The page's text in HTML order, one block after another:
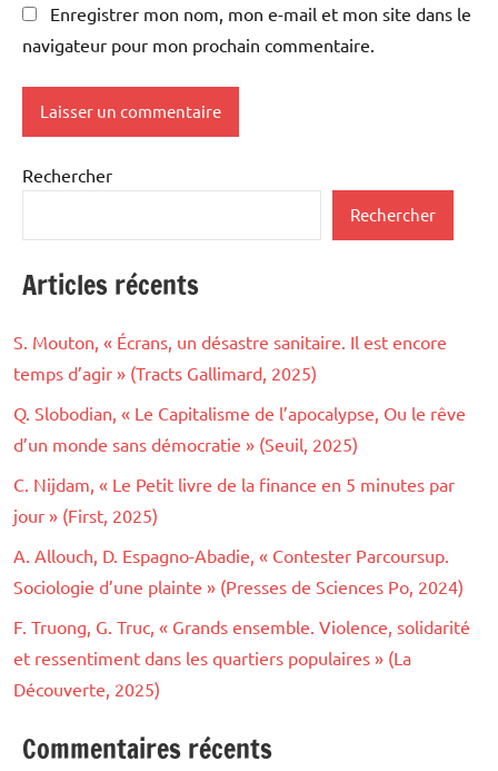
Enregistrer mon nom, mon e-mail et mon site dans le
navigateur pour mon prochain commentaire.
Rechercher
Rechercher
Articles récents
S. Mouton, « Écrans, un désastre sanitaire. Il est encore
temps d’agir » (Tracts Gallimard, 2025)
Q. Slobodian, « Le Capitalisme de l’apocalypse, Ou le rêve
d’un monde sans démocratie » (Seuil, 2025)
C. Nijdam, « Le Petit livre de la finance en 5 minutes par
jour » (First, 2025)
A. Allouch, D. Espagno-Abadie, « Contester Parcoursup.
Sociologie d’une plainte » (Presses de Sciences Po, 2024)
F. Truong, G. Truc, « Grands ensemble. Violence, solidarité
et ressentiment dans les quartiers populaires » (La
Découverte, 2025)
Commentaires récents